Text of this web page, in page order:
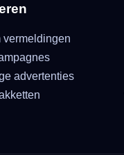
vermeldingen
advertenties